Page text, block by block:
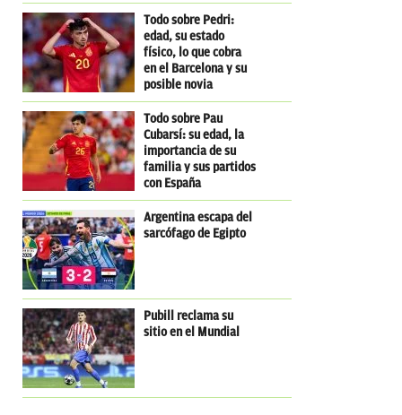
Todo sobre Pedri:
edad, su estado
físico, lo que cobra
en el Barcelona y su
posible novia
influencer
Todo sobre Pau
Cubarsí: su edad, la
importancia de su
familia y sus partidos
con España
Argentina escapa del
sarcófago de Egipto
Pubill reclama su
sitio en el Mundial